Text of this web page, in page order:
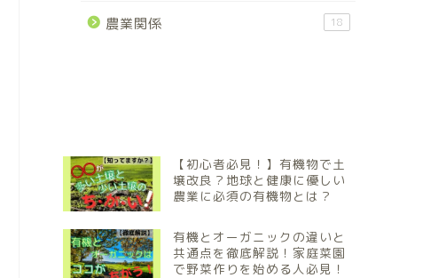
農業関係 18
【初心者必見！】有機物で土
壌改良？地球と健康に優しい
農業に必須の有機物とは？
有機とオーガニックの違いと
共通点を徹底解説！家庭菜園
で野菜作りを始める人必見！